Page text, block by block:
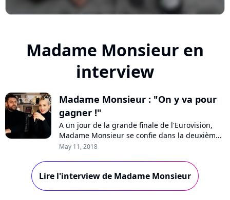
Madame Monsieur en
interview
Madame Monsieur : "On y va pour
gagner !"
A un jour de la grande finale de l'Eurovision,
Madame Monsieur se confie dans la deuxième
partie de notre interview : les bookmakers, leur
le plus, la petite Mercy, l'association qu'ils vont
créer...
May 11, 2018
Lire l'interview de Madame Monsieur